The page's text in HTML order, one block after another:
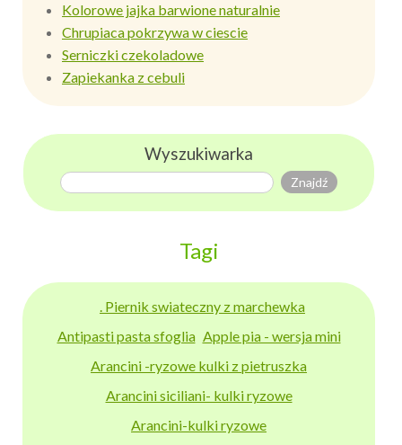
Kolorowe jajka barwione naturalnie
Chrupiaca pokrzywa w ciescie
Serniczki czekoladowe
Zapiekanka z cebuli
Wyszukiwarka
Tagi
. Piernik swiateczny z marchewka
Antipasti pasta sfoglia Apple pia - wersja mini
Arancini -ryzowe kulki z pietruszka
Arancini siciliani- kulki ryzowe
Arancini-kulki ryzowe